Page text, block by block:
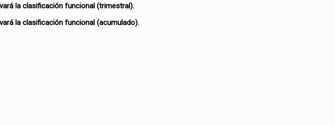
la clasificación funcional (trimestral).
la clasificación funcional (acumulado).